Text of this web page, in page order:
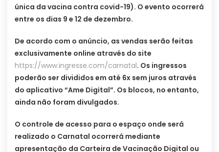
única da vacina contra covid-19). O evento ocorrerá
entre os dias 9 e 12 de dezembro.
De acordo com o anúncio, as vendas serão feitas
exclusivamente online através do site
https://www.ingresse.com/carnatal. Os ingressos
poderão ser divididos em até 6x sem juros através
do aplicativo “Ame Digital”. Os blocos, no entanto,
ainda não foram divulgados.
O controle de acesso para o espaço onde será
realizado o Carnatal ocorrerá mediante
apresentação da Carteira de Vacinação Digital ou